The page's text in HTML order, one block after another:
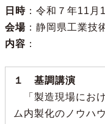
日時：令和７年11月
会場：静岡県工業技
内容 ：
１ 基調講演
「製造現場にお
ム内製化のノウハウ